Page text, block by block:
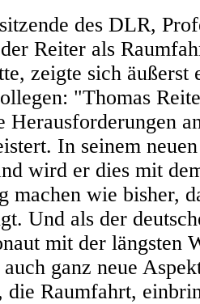
des DLR,
Reiter als
zeigte sich äußerst
"Thomas
Herausforderungen
In seinem
wird er dies mit
machen wie bisher,
Und als der
mit der längsten
ganz neue
die Raumfahrt,